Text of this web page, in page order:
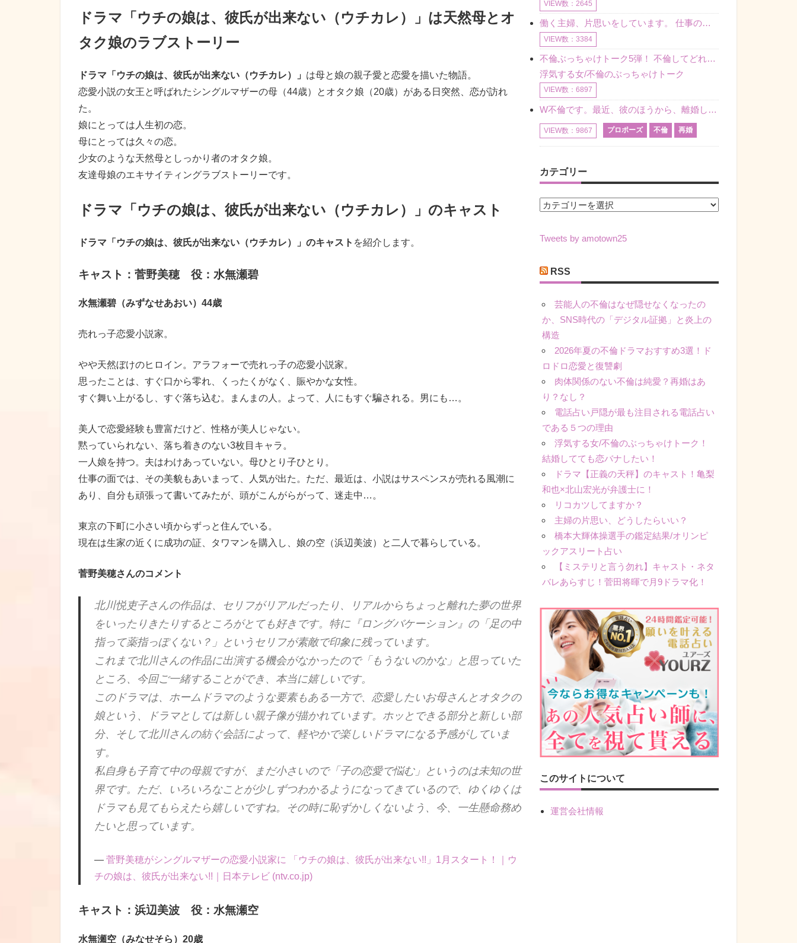
ドラマ「ウチの娘は、彼氏が出来ない（ウチカレ）」は天然母とオ
タク娘のラブストーリー
ドラマ「ウチの娘は、彼氏が出来ない（ウチカレ）」 は母と娘の親子愛と恋愛を描いた物語。
恋愛小説の女王と呼ばれたシングルマザーの母（44歳）とオタク娘（20歳）がある日突然、恋が訪れ
た。
娘にとっては人生初の恋。
母にとっては久々の恋。
少女のような天然母としっかり者のオタク娘。
友達母娘のエキサイティングラブストーリーです。
ドラマ「ウチの娘は、彼氏が出来ない（ウチカレ）」のキャスト
ドラマ「ウチの娘は、彼氏が出来ない（ウチカレ）」のキャスト を紹介します。
キャスト：菅野美穂 役：水無瀬碧
水無瀬碧（みずなせあおい）44歳
売れっ子恋愛小説家。
やや天然ぼけのヒロイン。アラフォーで売れっ子の恋愛小説家。
思ったことは、すぐ口から零れ、くったくがなく、賑やかな女性。
すぐ舞い上がるし、すぐ落ち込む。まんまの人。よって、人にもすぐ騙される。男にも…。
美人で恋愛経験も豊富だけど、性格が美人じゃない。
黙っていられない、落ち着きのない3枚目キャラ。
一人娘を持つ。夫はわけあっていない。母ひとり子ひとり。
仕事の面では、その美貌もあいまって、人気が出た。ただ、最近は、小説はサスペンスが売れる風潮に
あり、自分も頑張って書いてみたが、頭がこんがらがって、迷走中…。
東京の下町に小さい頃からずっと住んでいる。
現在は生家の近くに成功の証、タワマンを購入し、娘の空（浜辺美波）と二人で暮らしている。
菅野美穂さんのコメント
北川悦吏子さんの作品は、セリフがリアルだったり、リアルからちょっと離れた夢の世界
をいったりきたりするところがとても好きです。特に『ロングバケーション』の「足の中
指って薬指っぽくない？」というセリフが素敵で印象に残っています。
これまで北川さんの作品に出演する機会がなかったので「もうないのかな」と思っていた
ところ、今回ご一緒することができ、本当に嬉しいです。
このドラマは、ホームドラマのような要素もある一方で、恋愛したいお母さんとオタクの
娘という、ドラマとしては新しい親子像が描かれています。ホッとできる部分と新しい部
分、そして北川さんの紡ぐ会話によって、軽やかで楽しいドラマになる予感がしていま
す。
私自身も子育て中の母親ですが、まだ小さいので「子の恋愛で悩む」というのは未知の世
界です。ただ、いろいろなことが少しずつわかるようになってきているので、ゆくゆくは
ドラマも見てもらえたら嬉しいですね。その時に恥ずかしくないよう、今、一生懸命務め
たいと思っています。
菅野美穂がシングルマザーの恋愛小説家に 「ウチの娘は、彼氏が出来ない!!」1月スタート！｜ウ
チの娘は、彼氏が出来ない!!｜日本テレビ (ntv.co.jp)
キャスト：浜辺美波 役：水無瀬空
水無瀬空（みなせそら）20歳
VIEW数：2645
働く主婦、片思いをしています。 仕事の相談をしていくうちに、彼のことを好きになりました。私には夫も子供もいます。不倫をしているわけでもなく、もちろん、この気持ちは誰にも話していません。 ラインをする関
VIEW数：3384
不倫ぶっちゃけトーク5弾！ 不倫してどれくらい？ 不倫のあれこれを、なんでもどうぞ♪♪
浮気する女/不倫のぶっちゃけトーク
VIEW数：6897
W不倫です。最近、彼のほうから、離婚して再婚しよう、と言ってきました。ハッキリいうと、そこまでは考えていませんでした。彼を好きな気持ちはあるし、彼なしの生活は考えられません。だけど、離婚して再婚すると
VIEW数：9867 プロポーズ 不倫 再婚
カテゴリー
カ
ゴ
ー
Tweets by amotown25
RSS
芸能人の不倫はなぜ隠せなくなったの
か、SNS時代の「デジタル証拠」と炎上の
構造
2026年夏の不倫ドラマおすすめ3選！ド
ロドロ恋愛と復讐劇
肉体関係のない不倫は純愛？再婚はあ
り？なし？
電話占い戸隠が最も注目される電話占い
である５つの理由
浮気する女/不倫のぶっちゃけトーク！
結婚してても恋バナしたい！
ドラマ【正義の天秤】のキャスト！亀梨
和也×北山宏光が弁護士に！
リコカツしてますか？
主婦の片思い、どうしたらいい？
橋本大輝体操選手の鑑定結果/オリンピ
ックアスリート占い
【ミステリと言う勿れ】キャスト・ネタ
バレあらすじ！菅田将暉で月9ドラマ化！
このサイトについて
運営会社情報